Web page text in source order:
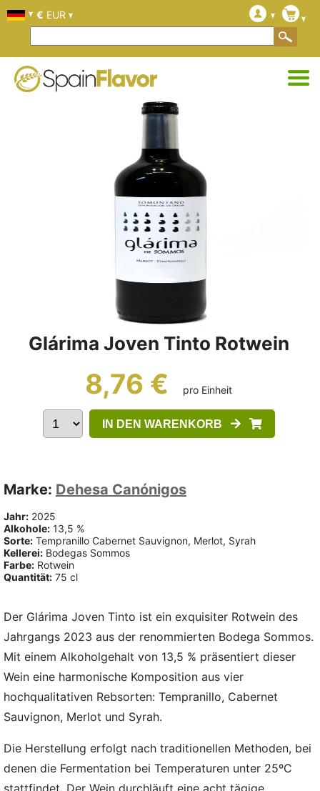
Glárima Joven Tinto Rotwein
8,76 € pro Einheit
IN DEN WARENKORB
Marke: Dehesa Canónigos
Jahr: 2025
Alkohole: 13,5 %
Sorte: Tempranillo Cabernet Sauvignon, Merlot, Syrah
Kellerei: Bodegas Sommos
Farbe: Rotwein
Quantität: 75 cl
Der Glárima Joven Tinto ist ein exquisiter Rotwein des
Jahrgangs 2023 aus der renommierten Bodega Sommos.
Mit einem Alkoholgehalt von 13,5 % präsentiert dieser
Wein eine harmonische Komposition aus vier
hochqualitativen Rebsorten: Tempranillo, Cabernet
Sauvignon, Merlot und Syrah.
Die Herstellung erfolgt nach traditionellen Methoden, bei
denen die Fermentation bei Temperaturen unter 25ºC
stattfindet. Der Wein durchläuft eine acht tägige
€ EUR